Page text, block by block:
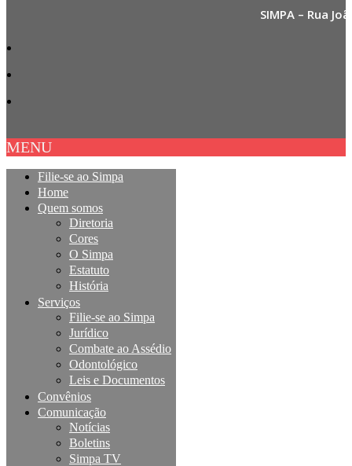
SIMPA – Rua
MENU
Filie-se ao Simpa
Home
Quem somos
Diretoria
Cores
O Simpa
Estatuto
História
Serviços
Filie-se ao Simpa
Jurídico
Combate ao Assédio
Odontológico
Leis e Documentos
Convênios
Comunicação
Notícias
Boletins
Simpa TV